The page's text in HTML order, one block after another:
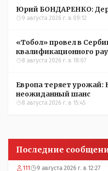
Юрий БОНДАРЕНКО:
9 августа 2026 г. в 09:12
«Тобол» провел в
квалификационного
УЕФА
8 августа 2026 г. в 18:07
Европа теряет урожай:
неожиданный шанс
8 августа 2026 г. в 15:45
Последние
111 9 августа 2026 г. в 12:27